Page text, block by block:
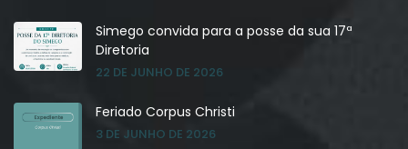
Simego convida para a posse da sua 17ª
Diretoria
22 DE JUNHO DE 2026
Feriado Corpus Christi
3 DE JUNHO DE 2026